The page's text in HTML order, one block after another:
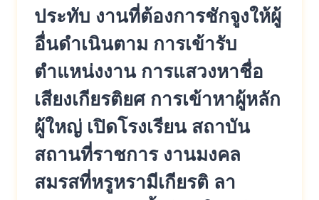
ประทับ งานที่ต้องการชักจูงให้ผู้
อื่นดำเนินตาม การเข้ารับ
ตำแหน่งงาน การแสวงหาชื่อ
เสียงเกียรติยศ การเข้าหาผู้หลัก
ผู้ใหญ่ เปิดโรงเรียน สถาบัน
สถานที่ราชการ งานมงคล
สมรสที่หรูหรามีเกียรติ ลา